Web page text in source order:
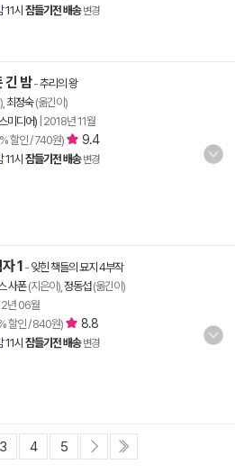
11시 잠들기전 배송 변경
긴 밤-추리의 왕
최정숙(옮긴이)
미디어) 2018년 11월
할인 / 740원) 9.4
11시 잠들기전 배송 변경
1 - 잊힌 책들의 묘지 4부작
사폰(지은이), 정동섭(옮긴이)
년 06월
할인 / 840원) 8.8
11시 잠들기전 배송 변경
3 4 5